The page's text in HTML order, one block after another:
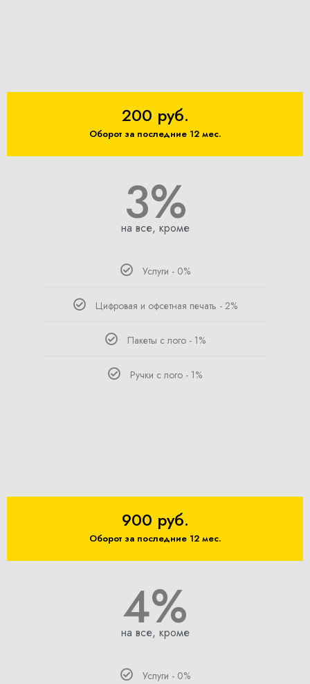
200 руб.
Оборот за последние 12 мес.
3%
на все, кроме
Услуги - 0%
Цифровая и офсетная печать - 2%
Пакеты с лого - 1%
Ручки с лого - 1%
900 руб.
Оборот за последние 12 мес.
4%
на все, кроме
Услуги - 0%